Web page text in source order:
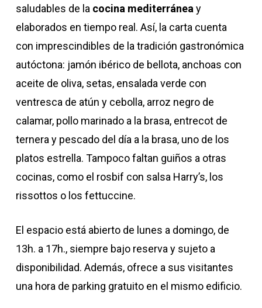
saludables de la cocina mediterránea y
elaborados en tiempo real. Así, la carta cuenta
con imprescindibles de la tradición gastronómica
autóctona: jamón ibérico de bellota, anchoas con
aceite de oliva, setas, ensalada verde con
ventresca de atún y cebolla, arroz negro de
calamar, pollo marinado a la brasa, entrecot de
ternera y pescado del día a la brasa, uno de los
platos estrella. Tampoco faltan guiños a otras
cocinas, como el rosbif con salsa Harry’s, los
rissottos o los fettuccine.
El espacio está abierto de lunes a domingo, de
13h. a 17h., siempre bajo reserva y sujeto a
disponibilidad. Además, ofrece a sus visitantes
una hora de parking gratuito en el mismo edificio.